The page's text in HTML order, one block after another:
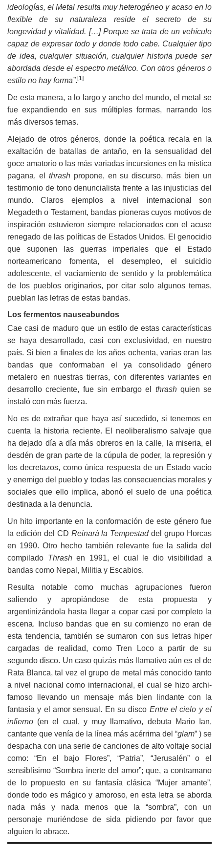
ideologías, el Metal resulta muy heterogéneo y acaso en lo
flexible de su naturaleza reside el secreto de su
longevidad y vitalidad. […] Porque se trata de un vehículo
capaz de expresar todo y donde todo cabe. Cualquier tipo
de idea, cualquier situación, cualquier historia puede ser
abordada desde el espectro metálico. Con otros géneros o
estilo no hay forma”. [1]
De esta manera, a lo largo y ancho del mundo, el metal se
fue expandiendo en sus múltiples formas, narrando los
más diversos temas.
Alejado de otros géneros, donde la poética recala en la
exaltación de batallas de antaño, en la sensualidad del
goce amatorio o las más variadas incursiones en la mística
pagana, el thrashpropone, en su discurso, más bien un
testimonio de tono denuncialista frente a las injusticias del
mundo. Claros ejemplos a nivel internacional son
Megadeth o Testament, bandas pioneras cuyos motivos de
inspiración estuvieron siempre relacionados con el acuse
renegado de las políticas de Estados Unidos. El genocidio
que suponen las guerras imperiales que el Estado
norteamericano fomenta, el desempleo, el suicidio
adolescente, el vaciamiento de sentido y la problemática
de los pueblos originarios, por citar solo algunos temas,
pueblan las letras de estas bandas.
Los fermentos nauseabundos
Cae casi de maduro que un estilo de estas características
se haya desarrollado, casi con exclusividad, en nuestro
país. Si bien a finales de los años ochenta, varias eran las
bandas que conformaban el ya consolidado género
metalero en nuestras tierras, con diferentes variantes en
desarrollo creciente, fue sin embargo el
thrashquien se
instaló con más fuerza.
No es de extrañar que haya así sucedido, si tenemos en
cuenta la historia reciente. El neoliberalismo salvaje que
ha dejado día a día más obreros en la calle, la miseria, el
desdén de gran parte de la cúpula de poder, la represión y
los decretazos, como única respuesta de un Estado vacío
y enemigo del pueblo y todas las consecuencias morales y
sociales que ello implica, abonó el suelo de una poética
destinada a la denuncia.
Un hito importante en la conformación de este género fue
la edición del CD Reinará la Tempestaddel grupo Horcas
en 1990. Otro hecho también relevante fue la salida del
compilado Thrashen 1991, el cual le dio visibilidad a
bandas como Nepal, Militia y Escabios.
Resulta notable como muchas agrupaciones fueron
saliendo y apropiándose de esta propuesta y
argentinizándola hasta llegar a copar casi por completo la
escena. Incluso bandas que en su comienzo no eran de
esta tendencia, también se sumaron con sus letras hiper
cargadas de realidad, como Tren Loco a partir de su
segundo disco. Un caso quizás más llamativo aún es el de
Rata Blanca, tal vez el grupo de metal más conocido tanto
a nivel nacional como internacional, el cual se hizo archi-
famoso llevando un mensaje más bien lindante con la
fantasía y el amor sensual. En su disco Entre el cielo y el
infierno (en el cual, y muy llamativo, debuta Mario Ian,
cantante que venía de la línea más acérrima del “glam” ) se
despacha con una serie de canciones de alto voltaje social
como: “En el bajo Flores”, “Patria”, “Jerusalén” o el
sensiblísimo “Sombra inerte del amor”; que, a contramano
de lo propuesto en su fantasía clásica “Mujer amante”,
donde todo es mágico y amoroso, en esta letra se aborda
nada más y nada menos que la “sombra”, con un
personaje muriéndose de sida pidiendo por favor que
alguien lo abrace.